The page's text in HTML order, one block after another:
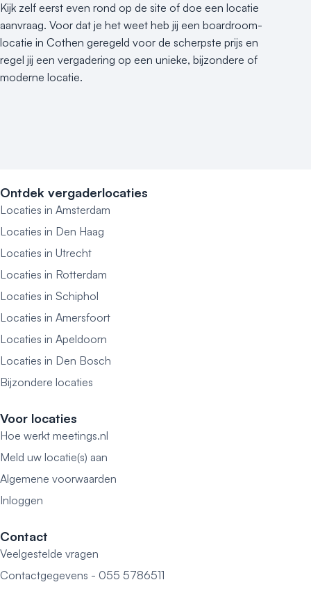
Kijk zelf eerst even rond op de site of doe een locatie
aanvraag. Voor dat je het weet heb jij een boardroom-
locatie in Cothen geregeld voor de scherpste prijs en
regel jij een vergadering op een unieke, bijzondere of
moderne locatie.
Ontdek vergaderlocaties
Locaties in Amsterdam
Locaties in Den Haag
Locaties in Utrecht
Locaties in Rotterdam
Locaties in Schiphol
Locaties in Amersfoort
Locaties in Apeldoorn
Locaties in Den Bosch
Bijzondere locaties
Voor locaties
Hoe werkt meetings.nl
Meld uw locatie(s) aan
Algemene voorwaarden
Inloggen
Contact
Veelgestelde vragen
Contactgegevens - 055 5786511